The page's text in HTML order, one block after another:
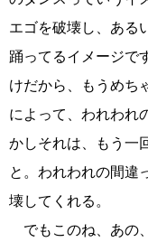
エゴを破壊し、ある
踊ってるイメージで
けだから、もうめち
によって、われわれ
かしそれは、もう一
と。われわれの間違
壊してくれる。
でもこのね、あの